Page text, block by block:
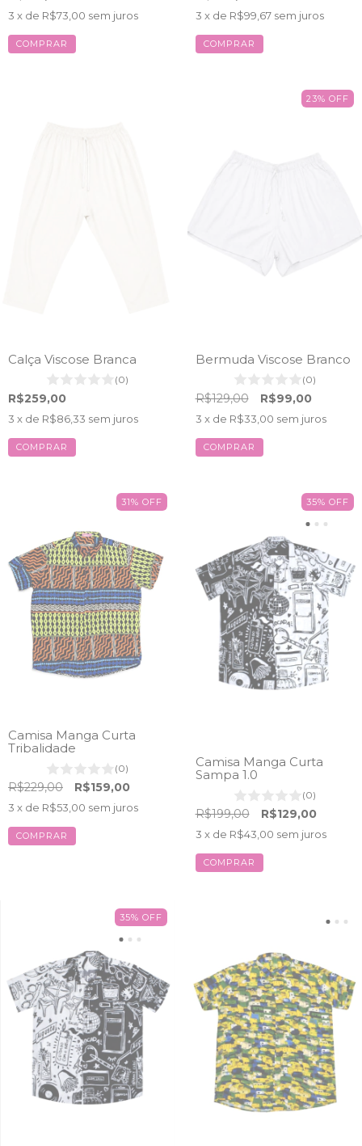
3 x de R$73,00 sem juros
COMPRAR
3 x de R$99,67 sem juros
COMPRAR
Calça Viscose Branca
(0)
R$259,00
3 x de R$86,33 sem juros
COMPRAR
23% OFF
Bermuda Viscose Branco
(0)
R$129,00 R$99,00
3 x de R$33,00 sem juros
COMPRAR
31% OFF
Camisa Manga Curta
Tribalidade
(0)
R$229,00 R$159,00
3 x de R$53,00 sem juros
COMPRAR
35% OFF
Camisa Manga Curta
Sampa 1.0
(0)
R$199,00 R$129,00
3 x de R$43,00 sem juros
COMPRAR
35% OFF